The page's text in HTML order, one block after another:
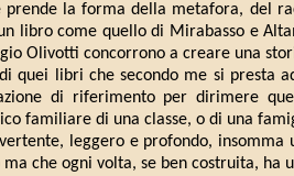
prende la forma della metafora, del
libro come quello di Mirabasso e
Olivotti concorrono a creare una
quei libri che secondo me si presta
di riferimento per dirimere
familiare di una classe, o di una
leggero e profondo, insomma
che ogni volta, se ben costruita, ha